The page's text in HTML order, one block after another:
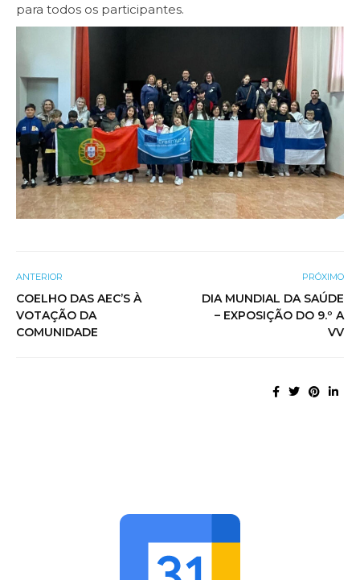
para todos os participantes.
ANTERIOR
COELHO DAS AEC’S À
VOTAÇÃO DA
COMUNIDADE
PRÓXIMO
DIA MUNDIAL DA SAÚDE
– EXPOSIÇÃO DO 9.º A
VV